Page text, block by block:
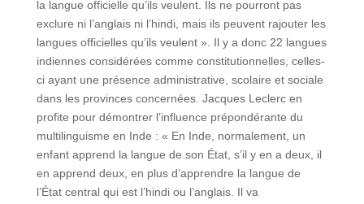
la langue officielle qu’ils veulent. Ils ne pourront pas
exclure ni l’anglais ni l’hindi, mais ils peuvent rajouter les
langues officielles qu’ils veulent ». Il y a donc 22 langues
indiennes considérées comme constitutionnelles, celles-
ci ayant une présence administrative, scolaire et sociale
dans les provinces concernées. Jacques Leclerc en
profite pour démontrer l’influence prépondérante du
multilinguisme en Inde : « En Inde, normalement, un
enfant apprend la langue de son État, s’il y en a deux, il
en apprend deux, en plus d’apprendre la langue de
l’État central qui est l’hindi ou l’anglais. Il va